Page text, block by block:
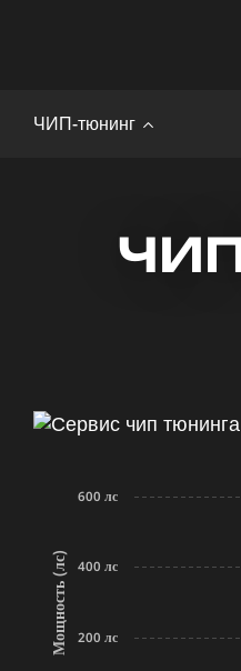
ЧИП-тюнинг
ЧИП
Мощность (лс) 200 лс
400 лс
600 лс